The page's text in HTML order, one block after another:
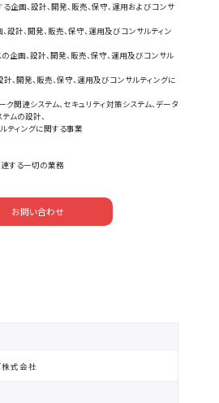
企画、設計、開発、販売、保守、運用およびコンサ
計、開発、販売、保守、運用及びコンサルティン
企画、設計、開発、販売、保守、運用及びコンサル
、開発、販売、保守、運用及びコンサルティングに
関連システム、セキュリティ対策システム、データ
ムの設計、
ティングに関する事業
する一切の業務
お問い合わせ
株式会社